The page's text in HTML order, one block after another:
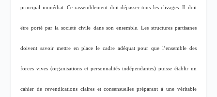
principal immédiat. Ce rassemblement doit dépasser tous les clivages. Il doit
être porté par la société civile dans son ensemble. Les structures partisanes
doivent savoir mettre en place le cadre adéquat pour que l’ensemble des
forces vives (organisations et personnalités indépendantes) puisse établir un
cahier de revendications claires et consensuelles préparant à une véritable